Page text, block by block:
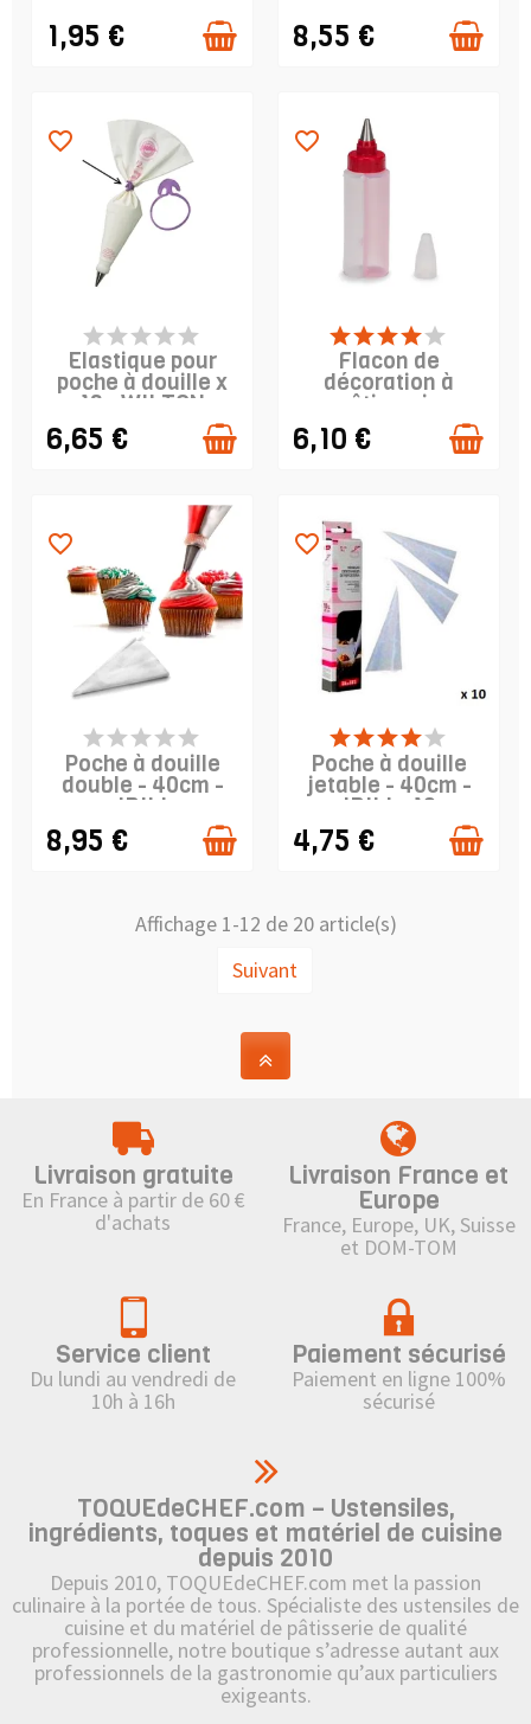
garnitures, nos poches à douilles sont
des alliées indispensables pour
1,95 € 8,55 €
PRODUIT EN STOCK
favorite_border
Elastique pour
poche à douille x
12 - WILTON
6,65 €
PRODUIT EN STOCK
favorite_border
Flacon de
décoration à
pâtisserie
6,10 €
PRODUIT EN STOCK
favorite_border
Poche à douille
double - 40cm -
IBILI
8,95 €
PRODUIT EN STOCK
favorite_border
Poche à douille
jetable - 40cm -
IBILI x 10
4,75 €
Affichage 1-12 de 20 article(s)
Suivant
Livraison gratuite
En France à partir de 60 €
d'achats
Livraison France et
Europe
France, Europe, UK, Suisse
et DOM-TOM
Service client
Du lundi au vendredi de
10h à 16h
Paiement sécurisé
Paiement en ligne 100%
sécurisé
TOQUEdeCHEF.com – Ustensiles,
ingrédients, toques et matériel de cuisine
depuis 2010
Depuis 2010, TOQUEdeCHEF.com met la passion
culinaire à la portée de tous. Spécialiste des ustensiles de
cuisine et du matériel de pâtisserie de qualité
professionnelle, notre boutique s’adresse autant aux
professionnels de la gastronomie qu’aux particuliers
exigeants.